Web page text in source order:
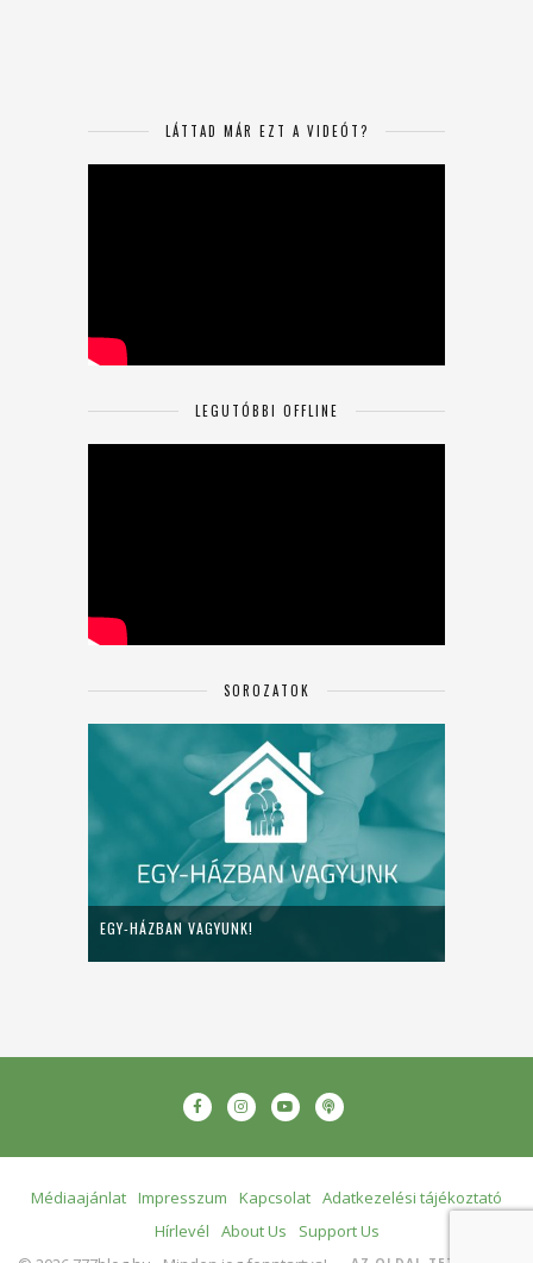
LÁTTAD MÁR EZT A VIDEÓT?
LEGUTÓBBI OFFLINE
SOROZATOK
EGY-HÁZBAN VAGYUNK!
Médiaajánlat Impresszum Kapcsolat Adatkezelési tájékoztató
Hírlevél
About Us
Support Us